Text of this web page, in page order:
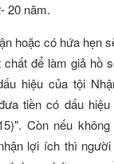
20 năm.
hoặc có hứa hẹn
để làm giả hồ
hiệu của tội
tiền có dấu
Còn nếu
lợi ích thì